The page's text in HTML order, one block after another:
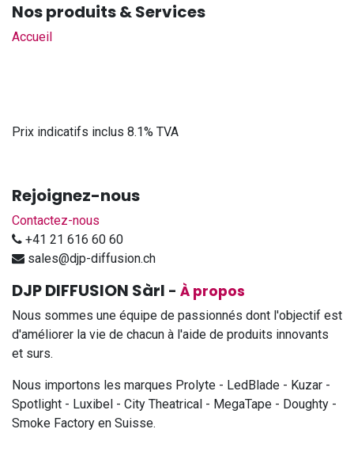
Nos produits & Services
Accueil
Prix indicatifs inclus 8.1% TVA
Rejoignez-nous
Contactez-nous
+41 21 616 60 60
sales@djp-diffusion.ch
DJP DIFFUSION Sàrl - À propos
Nous sommes une équipe de passionnés dont l'objectif est
d'améliorer la vie de chacun à l'aide de produits innovants
et surs.
Nous importons les marques Prolyte - LedBlade - Kuzar -
Spotlight - Luxibel - City Theatrical - MegaTape - Doughty -
Smoke Factory en Suisse.